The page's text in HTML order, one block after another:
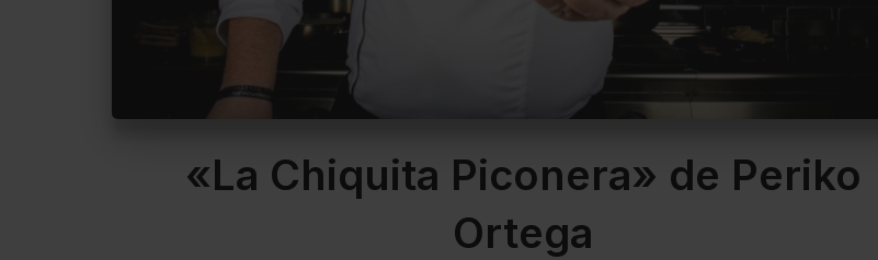
«La Chiquita Piconera» de Periko
Ortega